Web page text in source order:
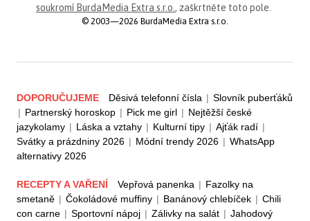
soukromí BurdaMedia Extra s.r.o. , zaškrtněte toto pole.
© 2003—2026 BurdaMedia Extra s.r.o.
DOPORUČUJEME Děsivá telefonní čísla | Slovník puberťáků
| Partnerský horoskop | Pick me girl | Nejtěžší české
jazykolamy | Láska a vztahy | Kulturní tipy | Ajťák radí |
Svátky a prázdniny 2026 | Módní trendy 2026 | WhatsApp
alternativy 2026
RECEPTY A VAŘENÍ Vepřová panenka | Fazolky na
smetaně | Čokoládové muffiny | Banánový chlebíček | Chili
con carne | Sportovní nápoj | Zálivky na salát | Jahodový